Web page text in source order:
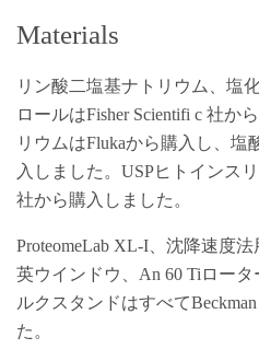
Materials
リン酸二塩基ナトリウム、塩
ロールはFisher Scientifi c 社か
リウムはFlukaから購入し、塩
入しました。USPヒトインス
社から購入しました。
ProteomeLab XL-I、沈降速度
英ウインドウ、An 60 Tiロータ
ルクスタンドはすべて
た。